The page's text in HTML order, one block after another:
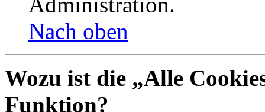
Nach oben
Wozu ist die „Alle
Funktion?